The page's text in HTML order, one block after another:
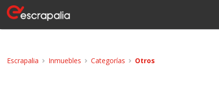
Escrapalia Inmuebles Categorías Otros